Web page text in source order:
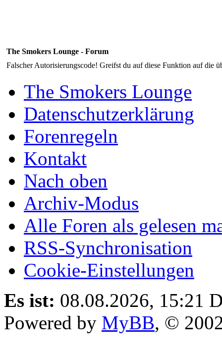
The Smokers Lounge - Forum
Falscher Autorisierungscode! Greifst du auf diese Funktion auf die
The Smokers Lounge
Datenschutzerklärung
Forenregeln
Kontakt
Nach oben
Archiv-Modus
Alle Foren als gelesen
RSS-Synchronisation
Cookie-Einstellungen
Es ist: 08.08.2026, 15:21
Powered by MyBB, ©